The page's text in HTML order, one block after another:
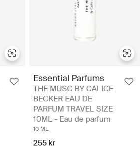
Essential Parfums
THE MUSC BY CALICE
BECKER EAU DE
PARFUM TRAVEL SIZE
10ML - Eau de parfum
10 ML
255 kr